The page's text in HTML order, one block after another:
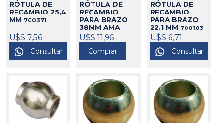
RÓTULA DE
RECAMBIO 25,4
MM 700371
U$S 7,56
Consultar
RÓTULA DE
RECAMBIO
PARA BRAZO
38MM AMA
700265
U$S 11,96
Comprar
RÓTULA DE
RECAMBIO
PARA BRAZO
22.1 MM 700103
U$S 6,71
Consultar